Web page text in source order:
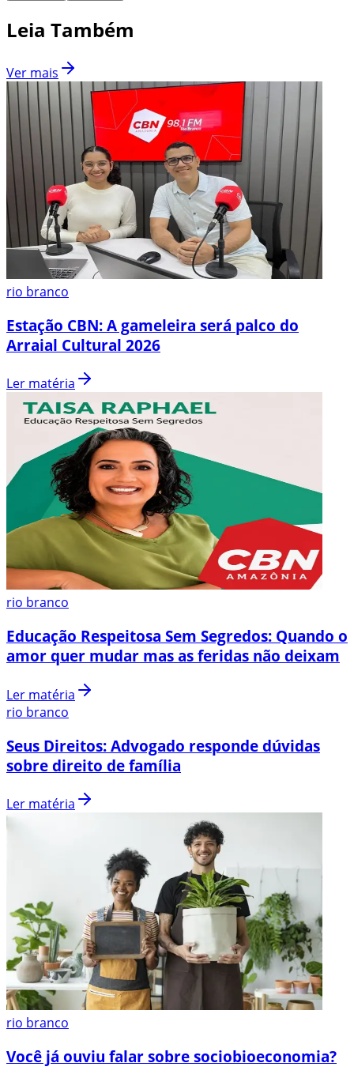
Leia Também
Ver mais
rio branco
Estação CBN: A gameleira será palco do
Arraial Cultural 2026
Ler matéria
rio branco
Educação Respeitosa Sem Segredos: Quando o
amor quer mudar mas as feridas não deixam
Ler matéria
rio branco
Seus Direitos: Advogado responde dúvidas
sobre direito de família
Ler matéria
rio branco
Você já ouviu falar sobre sociobioeconomia?